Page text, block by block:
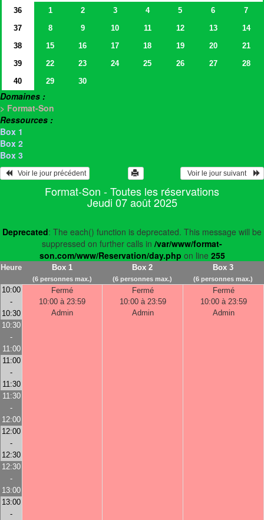
36
1 2 3 4 5 6
7
37
8 9 10 11 12 13
14
38
15 16 17 18 19 20
21
39
22 23 24 25 26 27
28
40
29 30
Domaines :
> Format-Son
Ressources :
Box 1
Box 2
Box 3
   Voir le jour précédent
  Voir le jour suivant
Format-Son - Toutes les réservations
Jeudi 07 août 2025
Deprecated: The each() function is deprecated. This message will be
suppressed on further calls in /var/www/format-
son.com/www/Reservation/day.php on line 255
Heure Box 1
(6 personnes max.)
Box 2
(6 personnes max.)
Box 3
(6 personnes max.)
10:00
-
10:30
Fermé
10:00 à 23:59
Admin
Fermé
10:00 à 23:59
Admin
Fermé
10:00 à 23:59
Admin
10:30
-
11:00
11:00
-
11:30
11:30
-
12:00
12:00
-
12:30
12:30
-
13:00
13:00
-